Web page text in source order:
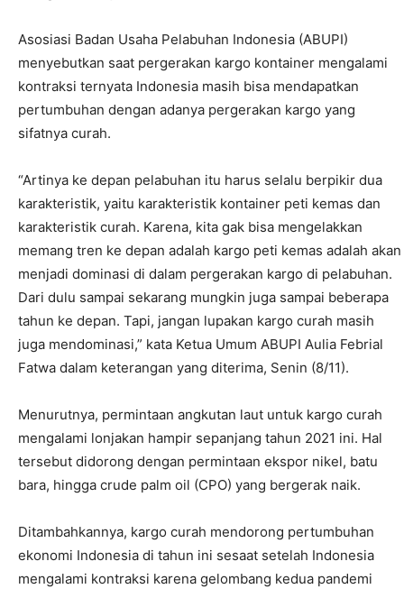
Asosiasi Badan Usaha Pelabuhan Indonesia (ABUPI)
menyebutkan saat pergerakan kargo kontainer mengalami
kontraksi ternyata Indonesia masih bisa mendapatkan
pertumbuhan dengan adanya pergerakan kargo yang
sifatnya curah.
“Artinya ke depan pelabuhan itu harus selalu berpikir dua
karakteristik, yaitu karakteristik kontainer peti kemas dan
karakteristik curah. Karena, kita gak bisa mengelakkan
memang tren ke depan adalah kargo peti kemas adalah akan
menjadi dominasi di dalam pergerakan kargo di pelabuhan.
Dari dulu sampai sekarang mungkin juga sampai beberapa
tahun ke depan. Tapi, jangan lupakan kargo curah masih
juga mendominasi,” kata Ketua Umum ABUPI Aulia Febrial
Fatwa dalam keterangan yang diterima, Senin (8/11).
Menurutnya, permintaan angkutan laut untuk kargo curah
mengalami lonjakan hampir sepanjang tahun 2021 ini. Hal
tersebut didorong dengan permintaan ekspor nikel, batu
bara, hingga crude palm oil (CPO) yang bergerak naik.
Ditambahkannya, kargo curah mendorong pertumbuhan
ekonomi Indonesia di tahun ini sesaat setelah Indonesia
mengalami kontraksi karena gelombang kedua pandemi